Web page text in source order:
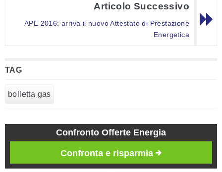
Articolo Successivo
APE 2016: arriva il nuovo Attestato di Prestazione
Energetica
TAG
bolletta gas
Confronto Offerte Energia
Confronta e risparmia